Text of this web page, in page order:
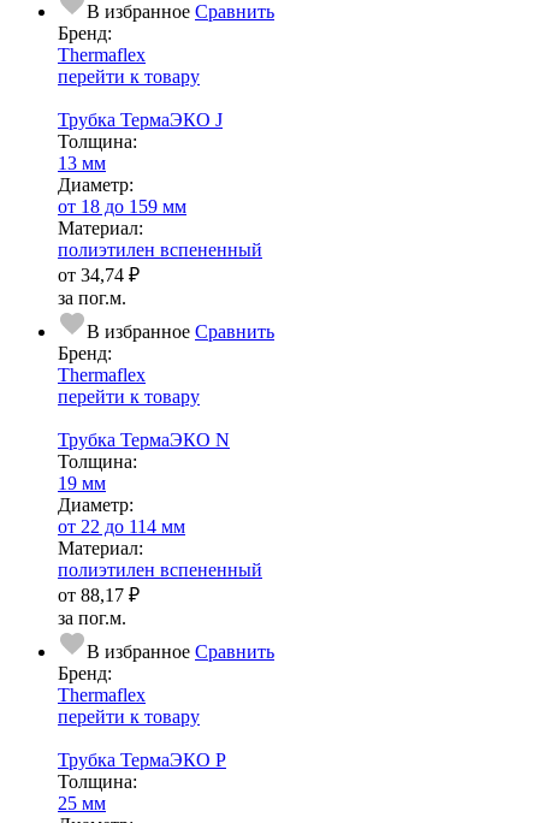
В избранное Сравнить
Бренд:
Thermaflex
перейти к товару
Трубка ТермаЭКО J
Тол­щи­на:
13 мм
Диаметр:
от 18 до 159 мм
Ма­­те­­ри­­ал:
полиэтилен вспененный
от 34,74 ₽
за пог.м.
В избранное Сравнить
Бренд:
Thermaflex
перейти к товару
Трубка ТермаЭКО N
Тол­щи­на:
19 мм
Диаметр:
от 22 до 114 мм
Ма­­те­­ри­­ал:
полиэтилен вспененный
от 88,17 ₽
за пог.м.
В избранное Сравнить
Бренд:
Thermaflex
перейти к товару
Трубка ТермаЭКО P
Тол­щи­на:
25 мм